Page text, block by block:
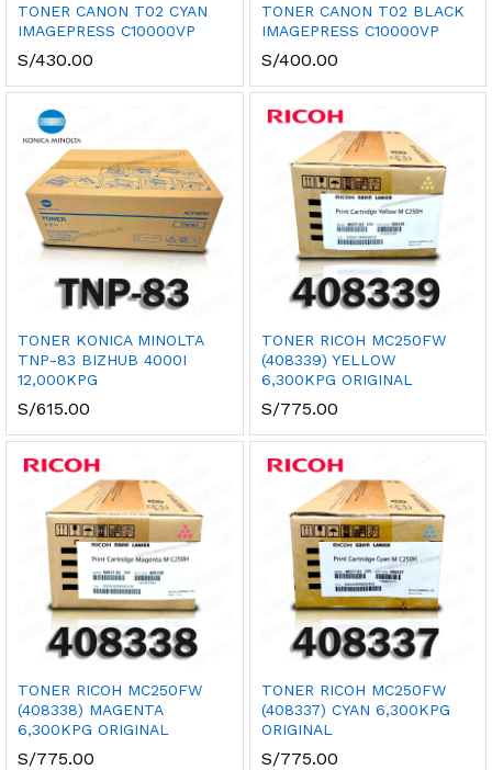
TONER CANON T02 CYAN
IMAGEPRESS C10000VP
S/430.00
TONER CANON T02 BLACK
IMAGEPRESS C10000VP
S/400.00
TONER KONICA MINOLTA
TNP-83 BIZHUB 4000I
12,000KPG
S/615.00
TONER RICOH MC250FW
(408339) YELLOW
6,300KPG ORIGINAL
S/775.00
TONER RICOH MC250FW
(408338) MAGENTA
6,300KPG ORIGINAL
S/775.00
TONER RICOH MC250FW
(408337) CYAN 6,300KPG
ORIGINAL
S/775.00